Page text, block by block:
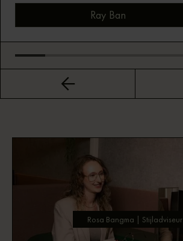
Ray Ban
Bekijk montuur
Rosa Bangma | Stijladviseur